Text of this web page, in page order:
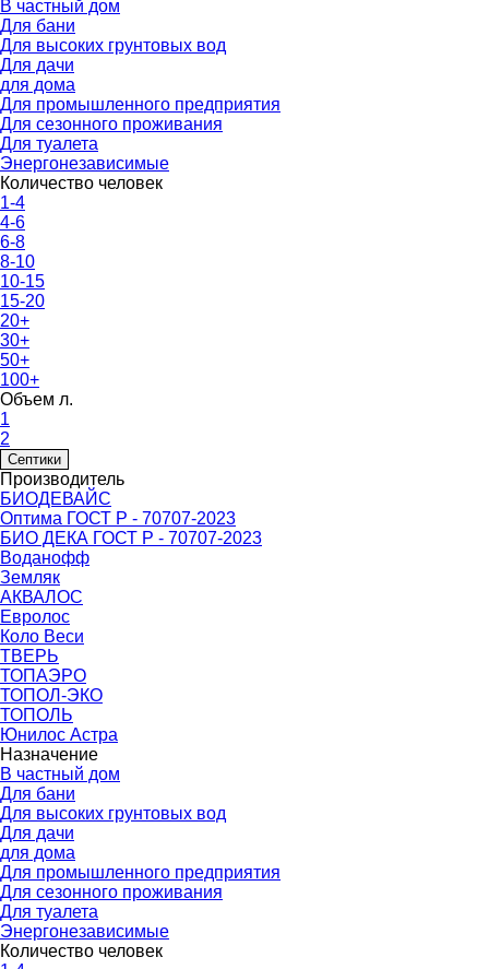
В частный дом
Для бани
Для высоких грунтовых вод
Для дачи
для дома
Для промышленного предприятия
Для сезонного проживания
Для туалета
Энергонезависимые
Количество человек
1-4
4-6
6-8
8-10
10-15
15-20
20+
30+
50+
100+
Объем л.
1
2
Септики
Производитель
БИОДЕВАЙС
Оптима ГОСТ Р - 70707-2023
БИО ДЕКА ГОСТ Р - 70707-2023
Воданофф
Земляк
АКВАЛОС
Евролос
Коло Веси
ТВЕРЬ
ТОПАЭРО
ТОПОЛ-ЭКО
ТОПОЛЬ
Юнилос Астра
Назначение
В частный дом
Для бани
Для высоких грунтовых вод
Для дачи
для дома
Для промышленного предприятия
Для сезонного проживания
Для туалета
Энергонезависимые
Количество человек